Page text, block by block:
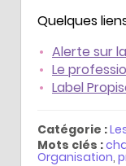
Quelques
Alerte sur
Le
Label
Catégorie :
Mots clés :
Organisation,